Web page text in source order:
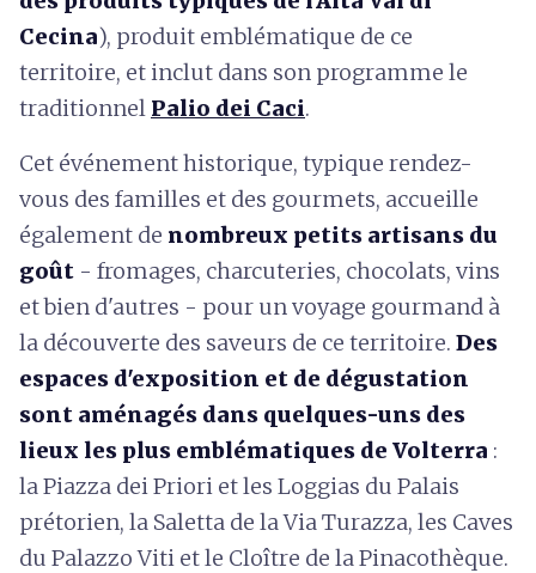
Cecina), produit emblématique de ce
territoire, et inclut dans son programme le
traditionnel Palio dei Caci.
Cet événement historique, typique rendez-
vous des familles et des gourmets, accueille
également de nombreux petits artisans du
goût - fromages, charcuteries, chocolats, vins
et bien d'autres - pour un voyage gourmand à
la découverte des saveurs de ce territoire. Des
espaces d'exposition et de dégustation
sont aménagés dans quelques-uns des
lieux les plus emblématiques de Volterra :
la Piazza dei Priori et les Loggias du Palais
prétorien, la Saletta de la Via Turazza, les Caves
du Palazzo Viti et le Cloître de la Pinacothèque.